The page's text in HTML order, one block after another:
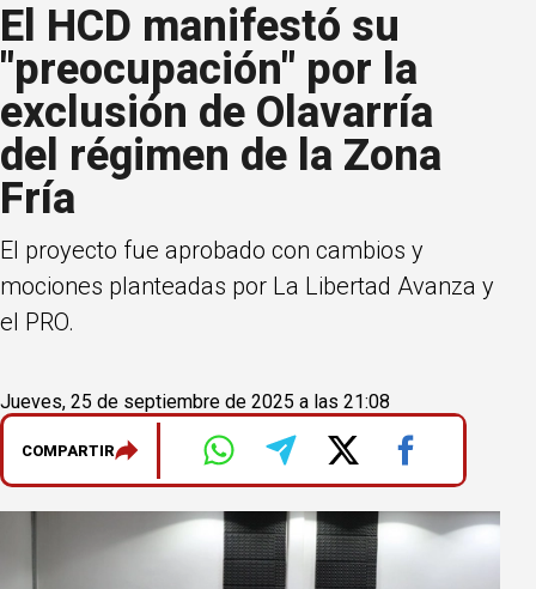
El HCD manifestó su
"preocupación" por la
exclusión de Olavarría
del régimen de la Zona
Fría
El proyecto fue aprobado con cambios y
mociones planteadas por La Libertad Avanza y
el PRO.
Jueves, 25 de septiembre de 2025 a las 21:08
COMPARTIR